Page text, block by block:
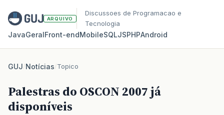
ARQUIVO
Discussoes de Programacao e
Tecnologia
JavaGeralFront‑endMobileSQLJSPHPAndroid
GUJ/Notícias/Topico
Palestras do OSCON 2007 já
disponíveis